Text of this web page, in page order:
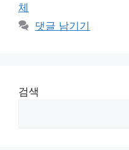
체
댓글 남기기
검색